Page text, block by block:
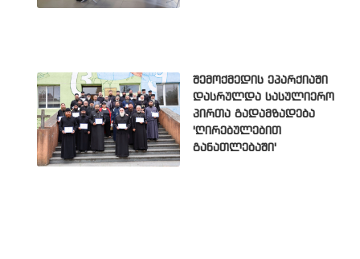
შემოქმედის ეპარქიაში
დასრულდა სასულიერო
პირთა გადამზადება
'ღირებულებით
განათლებაში'